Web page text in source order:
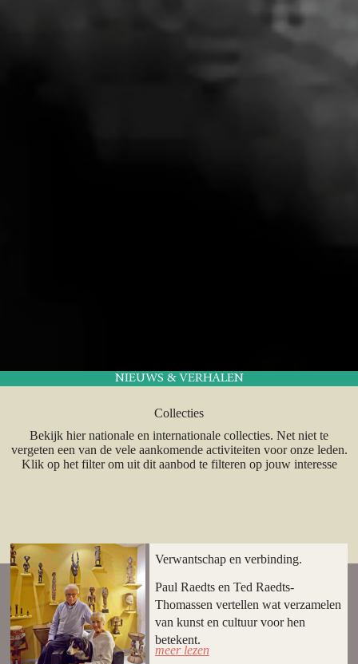
NIEUWS & VERHALEN
Collecties
Bekijk hier nationale en internationale collecties. Net niet te
vergeten een van de vele aankomende activiteiten voor onze leden.
Klik op het filter om uit dit aanbod te filteren op jouw interesse
Verwantschap en verbinding.
Paul Raedts en Ted Raedts-
Thomassen vertellen wat verzamelen
van kunst en cultuur voor hen
betekent.
meer lezen